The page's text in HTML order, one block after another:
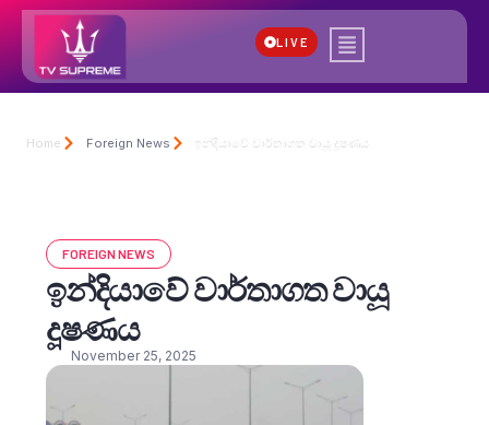
LIVE
Home Foreign News ඉන්දියාවේ වාර්තාගත වායූ දූෂණය
FOREIGN NEWS
ඉන්දියාවේ වාර්තාගත වායූ
දූෂණය
November 25, 2025